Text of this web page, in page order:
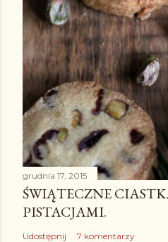
a
r
z
grudnia 17, 2015
ŚWIĄTECZNE
PISTACJAMI.
Udostępnij 7 komentarzy